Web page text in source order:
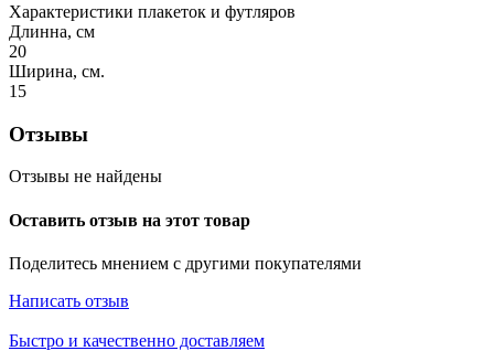
Характеристики плакеток и футляров
Длинна, см
20
Ширина, см.
15
Отзывы
Отзывы не найдены
Оставить отзыв на этот товар
Поделитесь мнением с другими покупателями
Написать отзыв
Быстро и качественно доставляем